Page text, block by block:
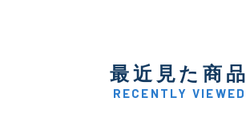
最近見た商品
RECENTLY VIEWED